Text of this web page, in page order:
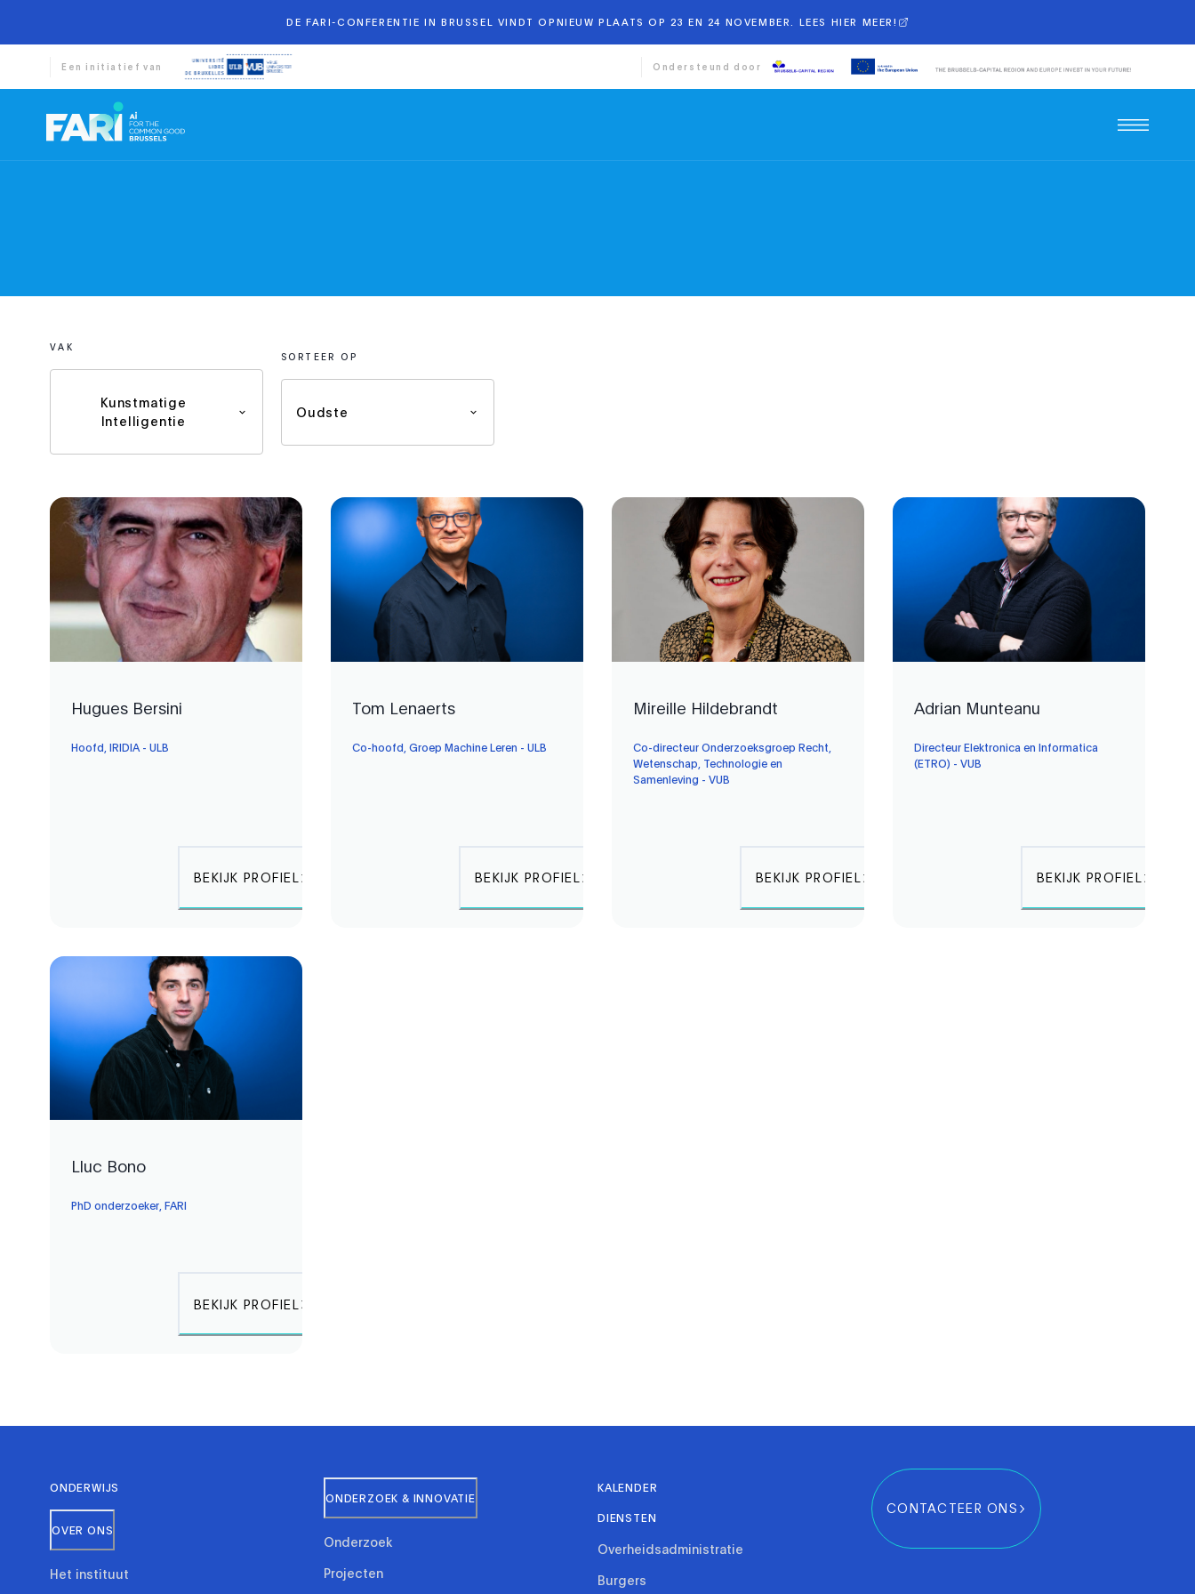
DE FARI-CONFERENTIE IN BRUSSEL VINDT OPNIEUW PLAATS OP 23 EN 24 NOVEMBER. LEES HIER MEER!
Een initiatief van Ondersteund door
VAK
Kunstmatige
Intelligentie
SORTEER OP
Oudste
Hugues Bersini
Hoofd, IRIDIA - ULB
BEKIJK PROFIEL
Tom Lenaerts
Co-hoofd, Groep Machine Leren - ULB
BEKIJK PROFIEL
Mireille Hildebrandt
Co-directeur Onderzoeksgroep Recht,
Wetenschap, Technologie en
Samenleving - VUB
BEKIJK PROFIEL
Adrian Munteanu
Directeur Elektronica en Informatica
(ETRO) - VUB
BEKIJK PROFIEL
Lluc Bono
PhD onderzoeker, FARI
BEKIJK PROFIEL
ONDERWIJS
OVER ONS
Het instituut
ONDERZOEK & INNOVATIE
Onderzoek
Projecten
KALENDER
DIENSTEN
Overheidsadministratie
Burgers
CONTACTEER ONS